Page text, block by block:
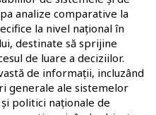
analize comparative la
la nivel național în
destinate să sprijine
de luare a deciziilor.
de informații, incluzând
generale ale sistemelor
politici naționale de